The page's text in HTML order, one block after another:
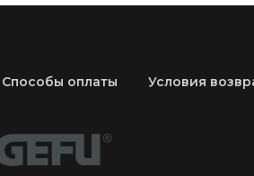
Способы оплаты Условия